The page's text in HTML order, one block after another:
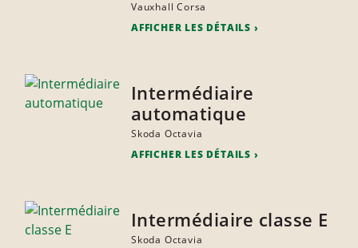
Vauxhall Corsa
AFFICHER LES DÉTAILS
Intermédiaire
automatique
Skoda Octavia
AFFICHER LES DÉTAILS
Intermédiaire classe E
Skoda Octavia